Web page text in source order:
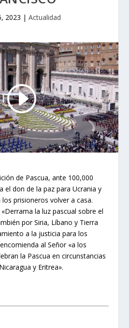
2023 | Actualidad
de Pascua, ante 100,000
el don de la paz para Ucrania y
prisioneros volver a casa.
la luz pascual sobre el
por Siria, Líbano y Tierra
a la justicia para los
al Señor «a los
la Pascua en circunstancias
y Eritrea».